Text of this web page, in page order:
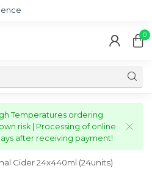
0
Temperatures ordering
risk | Processing of online
after receiving payment!
Cider 24x440ml (24units)